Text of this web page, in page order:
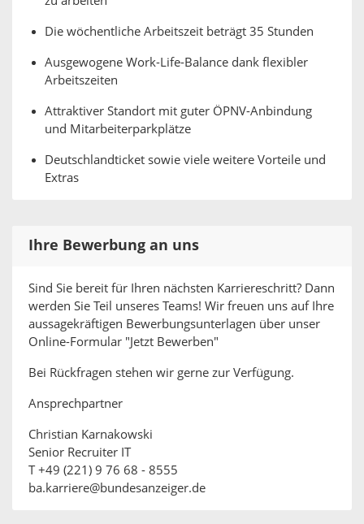
Die wöchentliche Arbeitszeit beträgt 35 Stunden
Ausgewogene Work-Life-Balance dank flexibler
Arbeitszeiten
Attraktiver Standort mit guter ÖPNV-Anbindung
und Mitarbeiterparkplätze
Deutschlandticket sowie viele weitere Vorteile und
Extras
Ihre Bewerbung an uns
Sind Sie bereit für Ihren nächsten Karriereschritt? Dann
werden Sie Teil unseres Teams! Wir freuen uns auf Ihre
aussagekräftigen Bewerbungsunterlagen über unser
Online-Formular "Jetzt Bewerben"
Bei Rückfragen stehen wir gerne zur Verfügung.
Ansprechpartner
Christian Karnakowski
Senior Recruiter IT
T +49 (221) 9 76 68 - 8555
ba.karriere@bundesanzeiger.de